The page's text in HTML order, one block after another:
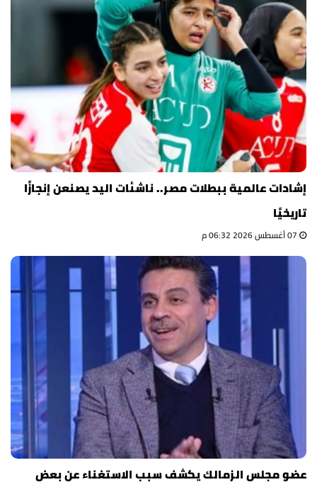
إشادات عالمية ببطلات مصر.. ناشئات اليد يصنعن إنجازًا
تاريخيًا
عضو مجلس الزمالك يكشف سبب الاستغناء عن بعض